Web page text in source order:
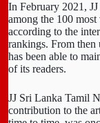
In February 2021,
among the 100
according to the
rankings. From
has been able to
of its readers.
JJ Sri Lanka Tamil
contribution to the